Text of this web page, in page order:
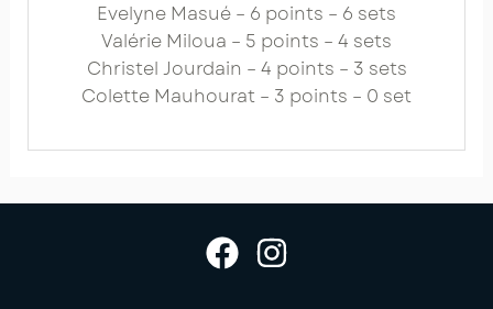
Evelyne Masué – 6 points – 6 sets
Valérie Miloua – 5 points – 4 sets
Christel Jourdain – 4 points – 3 sets
Colette Mauhourat – 3 points – 0 set